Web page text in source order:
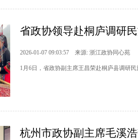
省政协领导赴桐庐调研
2026-01-07 09:03:57 来源: 浙江政协同心苑
1月6日，省政协副主席王昌荣赴桐庐县调研
杭州市政协副主席毛溪